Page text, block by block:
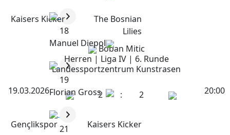
Kaisers Kicker
The Bosnian
Lilies
Boban Mitic
Herren | Liga IV | 6. Runde
Landessportzentrum Kunstrasen
19.03.2026
20:00
2 : 2
Gençlikspor
Kaisers Kicker
18
Manuel Diepold
19
Florian Gross
21